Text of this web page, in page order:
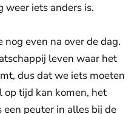
iets anders is.
nog even na over de dag.
leven waar het
dus dat we iets moeten
tijd kan komen, het
peuter in alles bij de